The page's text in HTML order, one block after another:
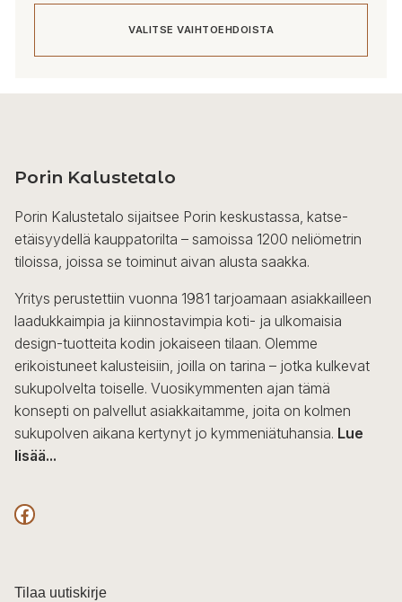
VALITSE VAIHTOEHDOISTA
muunnelma.
tehdä
valinnat
tuotteen
sivulla.
Porin Kalustetalo
Porin Kalustetalo sijaitsee Porin keskustassa, katse-
etäisyydellä kauppatorilta – samoissa 1200 neliömetrin
tiloissa, joissa se toiminut aivan alusta saakka.
Yritys perustettiin vuonna 1981 tarjoamaan asiakkailleen
laadukkaimpia ja kiinnostavimpia koti- ja ulkomaisia
design-tuotteita kodin jokaiseen tilaan. Olemme
erikoistuneet kalusteisiin, joilla on tarina – jotka kulkevat
sukupolvelta toiselle. Vuosikymmenten ajan tämä
konsepti on palvellut asiakkaitamme, joita on kolmen
sukupolven aikana kertynyt jo kymmeniätuhansia. Lue
lisää...
F
c
Tilaa uutiskirje